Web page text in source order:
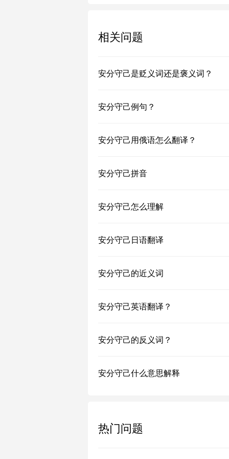
相关问题
安分守己是贬义词还是褒义词？
安分守己例句？
安分守己用俄语怎么翻译？
安分守己拼音
安分守己怎么理解
安分守己日语翻译
安分守己的近义词
安分守己英语翻译？
安分守己的反义词？
安分守己什么意思解释
热门问题